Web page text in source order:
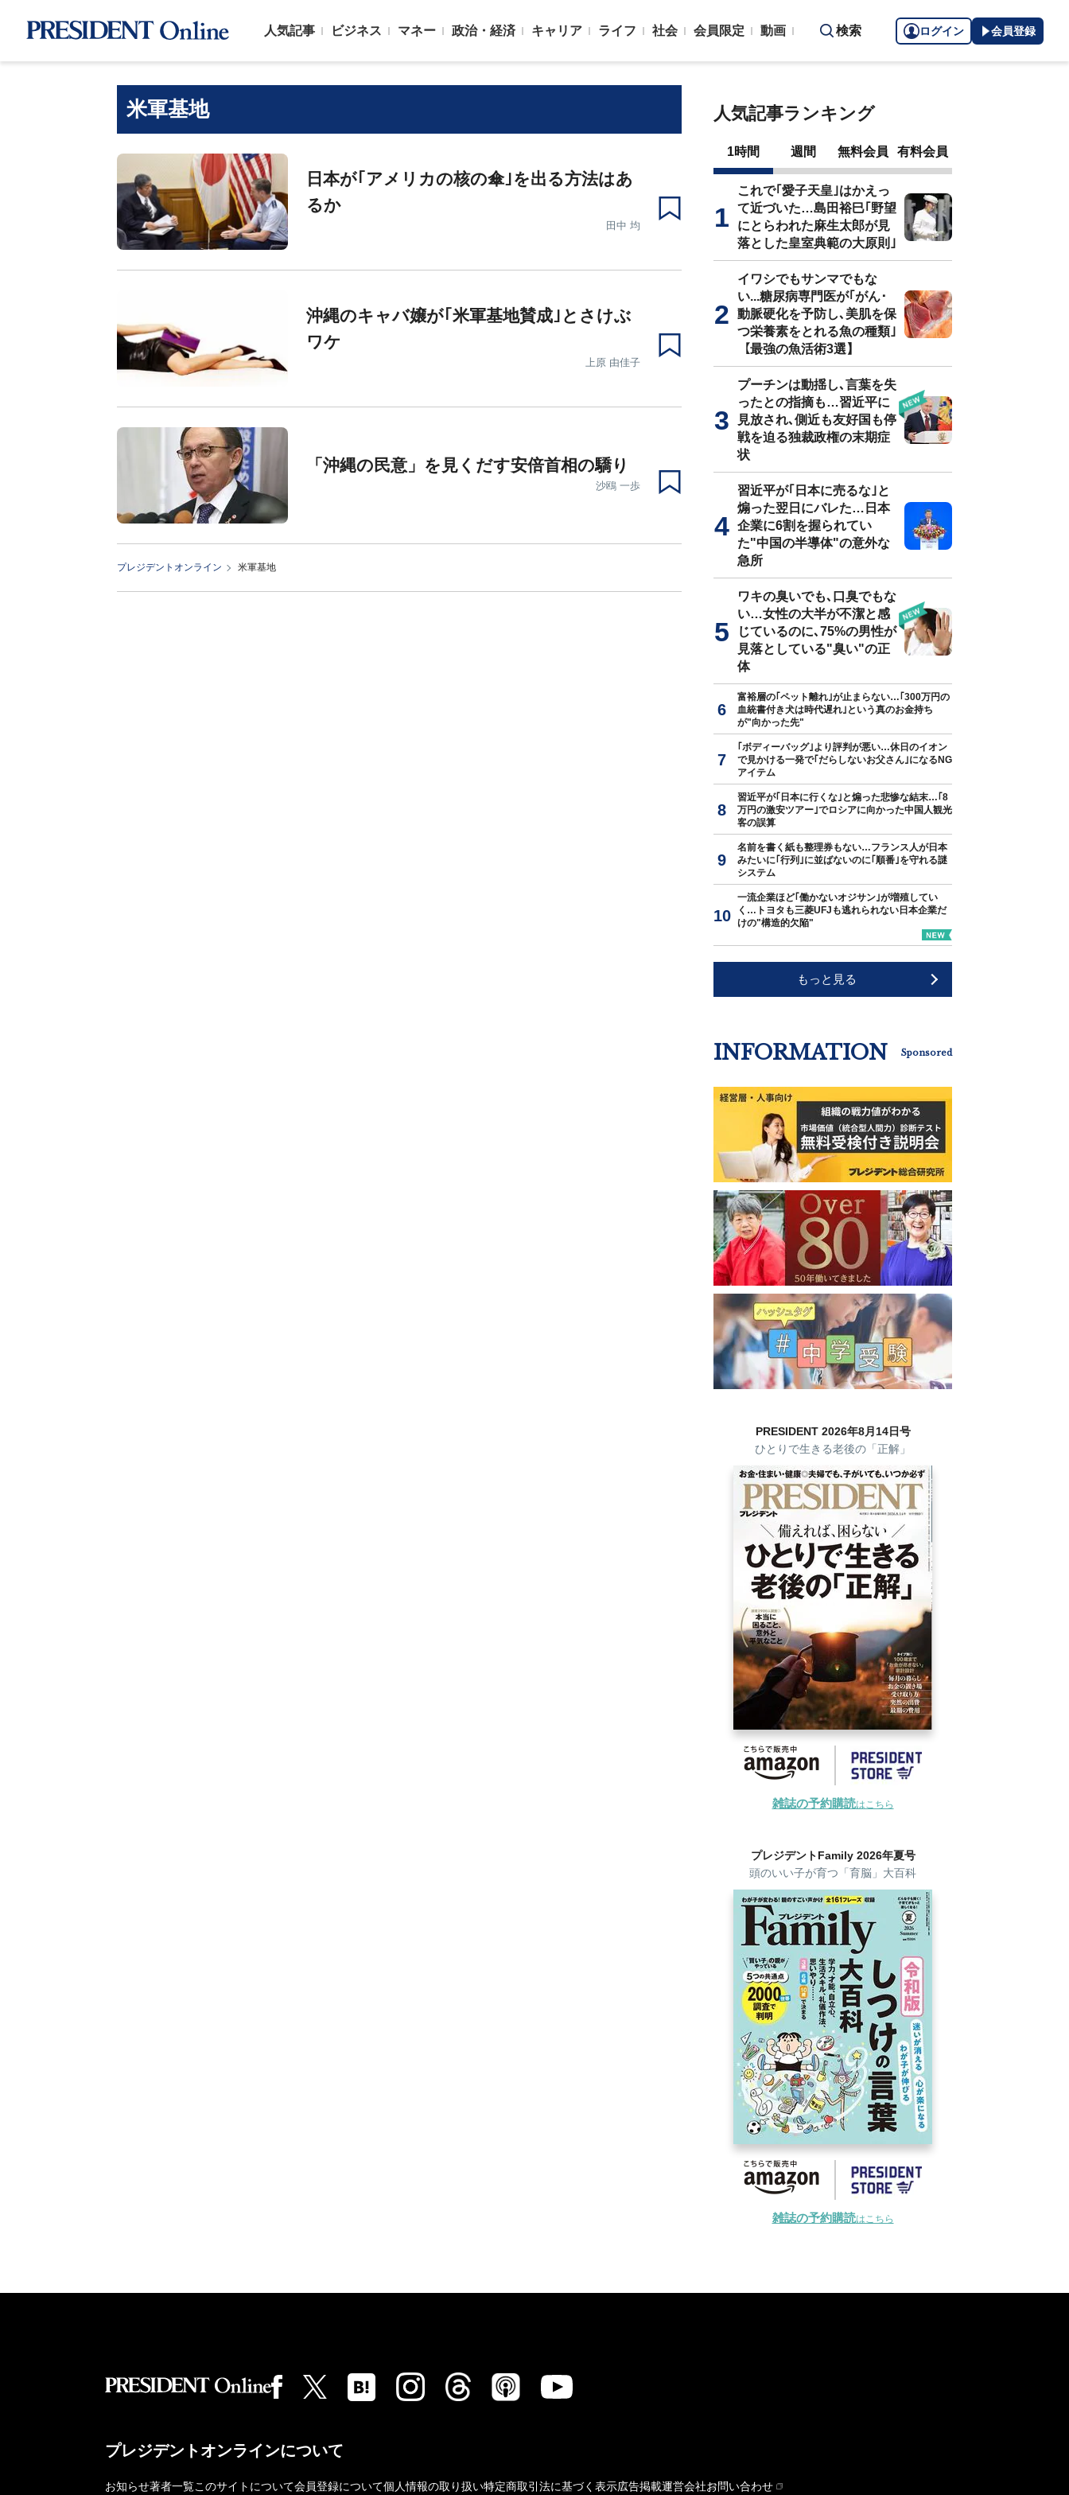
人気記事 ビジネス マネー 政治・経済 キャリア ライフ 社会 会員限定 動画 検索 ログイン 会員登録
米軍基地
日本が｢アメリカの核の傘｣を出る方法はあ
るか
田中 均
沖縄のキャバ嬢が｢米軍基地賛成｣とさけぶ
ワケ
上原 由佳子
「沖縄の民意」を見くだす安倍首相の驕り
沙鴎 一歩
プレジデントオンライン 米軍基地
人気記事ランキング
1時間 週間 無料会員 有料会員
これで｢愛子天皇｣はかえっ
て近づいた…島田裕巳｢野望
にとらわれた麻生太郎が見
落とした皇室典範の大原則｣
イワシでもサンマでもな
い...糖尿病専門医が｢がん･
動脈硬化を予防し､美肌を保
つ栄養素をとれる魚の種類｣
【最強の魚活術3選】
プーチンは動揺し､言葉を失
ったとの指摘も…習近平に
見放され､側近も友好国も停
戦を迫る独裁政権の末期症
状
習近平が｢日本に売るな｣と
煽った翌日にバレた…日本
企業に6割を握られてい
た"中国の半導体"の意外な
急所
ワキの臭いでも､口臭でもな
い…女性の大半が不潔と感
じているのに､75%の男性が
見落としている"臭い"の正
体
富裕層の｢ペット離れ｣が止まらない…｢300万円の
血統書付き犬は時代遅れ｣という真のお金持ち
が"向かった先"
｢ボディーバッグ｣より評判が悪い…休日のイオン
で見かける一発で｢だらしないお父さん｣になるNG
アイテム
習近平が｢日本に行くな｣と煽った悲惨な結末…｢8
万円の激安ツアー｣でロシアに向かった中国人観光
客の誤算
名前を書く紙も整理券もない…フランス人が日本
みたいに｢行列｣に並ばないのに｢順番｣を守れる謎
システム
一流企業ほど｢働かないオジサン｣が増殖してい
く…トヨタも三菱UFJも逃れられない日本企業だ
けの"構造的欠陥"
もっと見る
INFORMATION Sponsored
PRESIDENT 2026年8月14日号
ひとりで生きる老後の「正解」
雑誌の予約購読はこちら
プレジデントFamily 2026年夏号
頭のいい子が育つ「育脳」大百科
雑誌の予約購読はこちら
プレジデントオンラインについて
お知らせ著者一覧このサイトについて会員登録について個人情報の取り扱い特定商取引法に基づく表示広告掲載運営会社お問い合わせ